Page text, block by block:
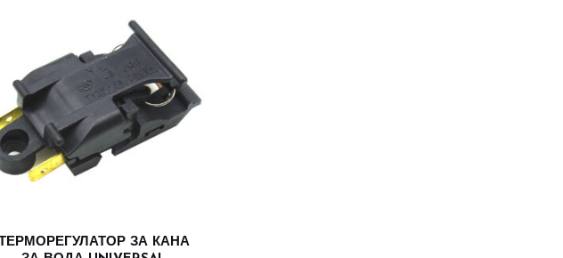
ТЕРМОРЕГУЛАТОР ЗА КАНА